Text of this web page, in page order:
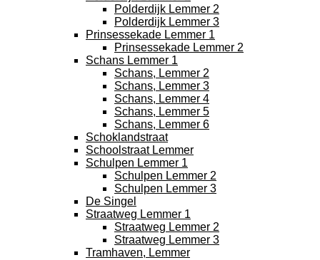
Polderdijk Lemmer 2
Polderdijk Lemmer 3
Prinsessekade Lemmer 1
Prinsessekade Lemmer 2
Schans Lemmer 1
Schans, Lemmer 2
Schans, Lemmer 3
Schans, Lemmer 4
Schans, Lemmer 5
Schans, Lemmer 6
Schoklandstraat
Schoolstraat Lemmer
Schulpen Lemmer 1
Schulpen Lemmer 2
Schulpen Lemmer 3
De Singel
Straatweg Lemmer 1
Straatweg Lemmer 2
Straatweg Lemmer 3
Tramhaven, Lemmer